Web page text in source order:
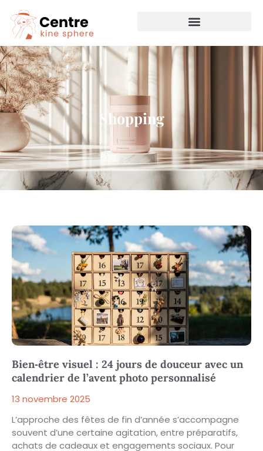
Shopping
Bien‑être visuel : 24 jours de douceur avec un
calendrier de l’avent photo personnalisé
13 novembre 2025
L’approche des fêtes de fin d’année s’accompagne
souvent d’une certaine agitation, entre préparatifs,
achats de cadeaux et engagements sociaux. Pour